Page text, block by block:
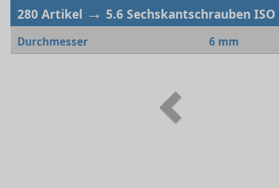
280 Artikel → 5.6 Sechskantschrauben ISO
Durchmesser 6 mm